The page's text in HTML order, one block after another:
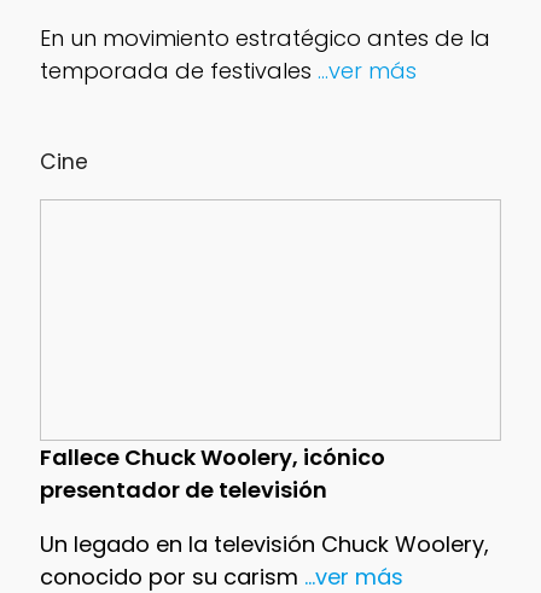
Cine
Fallece Chuck Woolery, icónico
presentador de televisión
Un legado en la televisión Chuck Woolery,
conocido por su carism ...ver más
En un movimiento estratégico antes de la
temporada de festivales ...ver más